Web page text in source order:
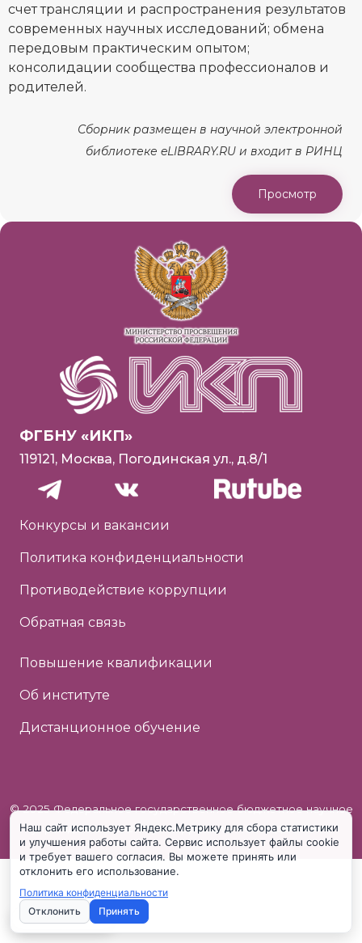
счет трансляции и распространения результатов
современных научных исследований; обмена
передовым практическим опытом;
консолидации сообщества профессионалов и
родителей.
Сборник размещен в научной электронной
библиотеке eLIBRARY.RU и входит в РИНЦ
Просмотр
ФГБНУ «ИКП»
119121, Москва, Погодинская ул., д.8/1
Конкурсы и вакансии
Политика конфиденциальности
Противодействие коррупции
Обратная связь
Повышение квалификации
Об институте
Дистанционное обучение
© 2025 Федеральное государственное бюджетное научное
учреждение «Институт коррекционной педагогики»
Наш сайт использует Яндекс.Метрику для сбора статистики
и улучшения работы сайта. Сервис использует файлы cookie
и требует вашего согласия. Вы можете принять или
отклонить его использование.
Политика конфиденциальности
Отклонить
Принять
Настройки cookie